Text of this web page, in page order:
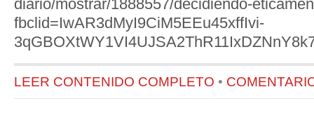
diario/mostrar/1888557/decidiendo-
fbclid=IwAR3dMyI9CiM5EEu45xffIvi-
LEER CONTENIDO COMPLETO •